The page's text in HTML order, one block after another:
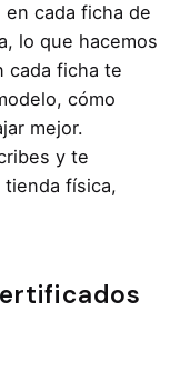
cada ficha de
lo que hacemos
cada ficha te
cómo
mejor.
y te
tienda física,